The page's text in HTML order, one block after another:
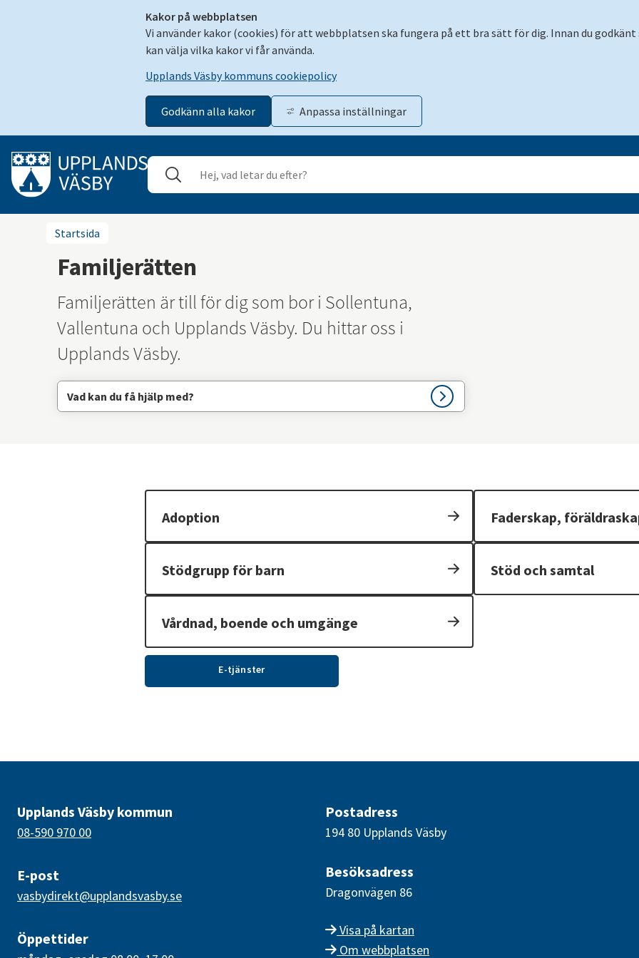
Kakor på webbplatsen
Vi använder kakor (cookies) för att webbplatsen ska fungera på ett bra sätt för dig. Innan du godkänt
kan välja vilka kakor vi får använda.
Upplands Väsby kommuns cookiepolicy
Godkänn alla kakor Anpassa inställningar
Gå till innehåll
Sök
Startsida
Familjerätten
Familjerätten är till för dig som bor i Sollentuna,
Vallentuna och Upplands Väsby. Du hittar oss i
Upplands Väsby.
Vad kan du få hjälp med?
Adoption Faderskap,
Stödgrupp för barn Stöd och samtal
Vårdnad, boende och umgänge
E-tjänster
Upplands Väsby kommun
08-590 970 00
E-post
vasbydirekt@upplandsvasby.se
Öppettider
Postadress
194 80 Upplands Väsby
Besöksadress
Dragonvägen 86
Visa på kartan
Om webbplatsen